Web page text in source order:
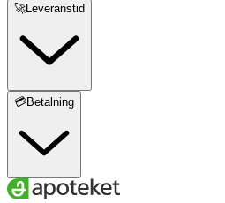
🚀Leveranstid
💳Betalning